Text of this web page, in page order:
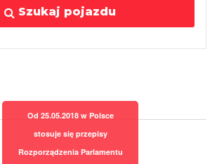
Szukaj pojazdu
Od 25.05.2018 w Polsce
stosuje się przepisy
Rozporządzenia Parlamentu